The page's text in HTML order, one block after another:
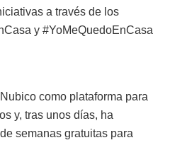
a través de los
y #YoMeQuedoEnCasa
como plataforma para
y, tras unos días, ha
semanas gratuitas para